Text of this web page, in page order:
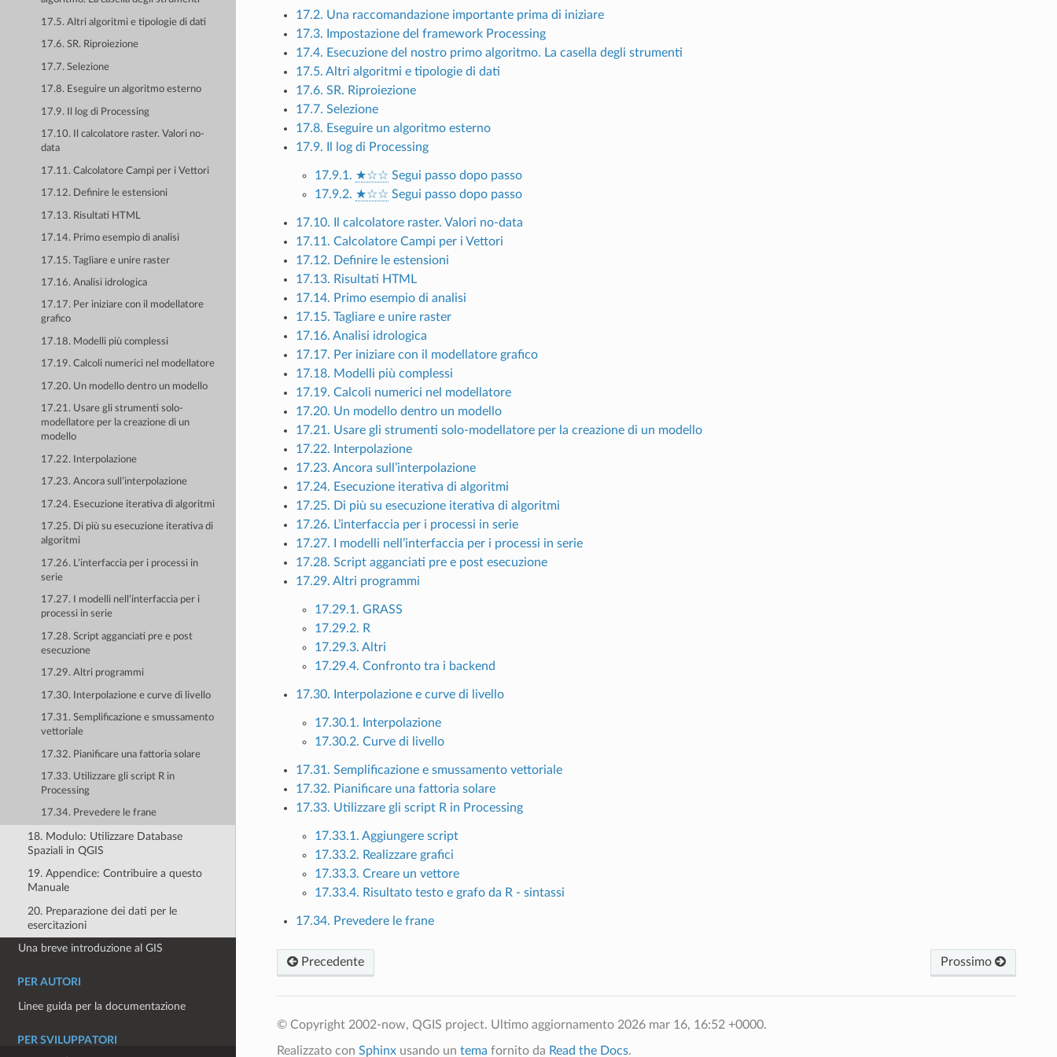
17.5. Altri algoritmi e tipologie di dati
17.6. SR. Riproiezione
17.7. Selezione
17.8. Eseguire un algoritmo esterno
17.9. Il log di Processing
17.10. Il calcolatore raster. Valori no-
data
17.11. Calcolatore Campi per i Vettori
17.12. Definire le estensioni
17.13. Risultati HTML
17.14. Primo esempio di analisi
17.15. Tagliare e unire raster
17.16. Analisi idrologica
17.17. Per iniziare con il modellatore
grafico
17.18. Modelli più complessi
17.19. Calcoli numerici nel modellatore
17.20. Un modello dentro un modello
17.21. Usare gli strumenti solo-
modellatore per la creazione di un
modello
17.22. Interpolazione
17.23. Ancora sull’interpolazione
17.24. Esecuzione iterativa di algoritmi
17.25. Di più su esecuzione iterativa di
algoritmi
17.26. L’interfaccia per i processi in
serie
17.27. I modelli nell’interfaccia per i
processi in serie
17.28. Script agganciati pre e post
esecuzione
17.29. Altri programmi
17.30. Interpolazione e curve di livello
17.31. Semplificazione e smussamento
vettoriale
17.32. Pianificare una fattoria solare
17.33. Utilizzare gli script R in
Processing
17.34. Prevedere le frane
18. Modulo: Utilizzare Database
Spaziali in QGIS
19. Appendice: Contribuire a questo
Manuale
20. Preparazione dei dati per le
esercitazioni
Una breve introduzione al GIS
PER AUTORI
Linee guida per la documentazione
PER SVILUPPATORI
17.2. Una raccomandazione importante prima di iniziare
17.3. Impostazione del framework Processing
17.4. Esecuzione del nostro primo algoritmo. La casella degli strumenti
17.5. Altri algoritmi e tipologie di dati
17.6. SR. Riproiezione
17.7. Selezione
17.8. Eseguire un algoritmo esterno
17.9. Il log di Processing
17.9.1. ★☆☆ Segui passo dopo passo
17.9.2. ★☆☆ Segui passo dopo passo
17.10. Il calcolatore raster. Valori no-data
17.11. Calcolatore Campi per i Vettori
17.12. Definire le estensioni
17.13. Risultati HTML
17.14. Primo esempio di analisi
17.15. Tagliare e unire raster
17.16. Analisi idrologica
17.17. Per iniziare con il modellatore grafico
17.18. Modelli più complessi
17.19. Calcoli numerici nel modellatore
17.20. Un modello dentro un modello
17.21. Usare gli strumenti solo-modellatore per la creazione di un modello
17.22. Interpolazione
17.23. Ancora sull’interpolazione
17.24. Esecuzione iterativa di algoritmi
17.25. Di più su esecuzione iterativa di algoritmi
17.26. L’interfaccia per i processi in serie
17.27. I modelli nell’interfaccia per i processi in serie
17.28. Script agganciati pre e post esecuzione
17.29. Altri programmi
17.29.1. GRASS
17.29.2. R
17.29.3. Altri
17.29.4. Confronto tra i backend
17.30. Interpolazione e curve di livello
17.30.1. Interpolazione
17.30.2. Curve di livello
17.31. Semplificazione e smussamento vettoriale
17.32. Pianificare una fattoria solare
17.33. Utilizzare gli script R in Processing
17.33.1. Aggiungere script
17.33.2. Realizzare grafici
17.33.3. Creare un vettore
17.33.4. Risultato testo e grafo da R - sintassi
17.34. Prevedere le frane
Precedente Prossimo
© Copyright 2002-now, QGIS project. Ultimo aggiornamento 2026 mar 16, 16:52 +0000.
Realizzato con Sphinxusando un tema fornito da Read the Docs.